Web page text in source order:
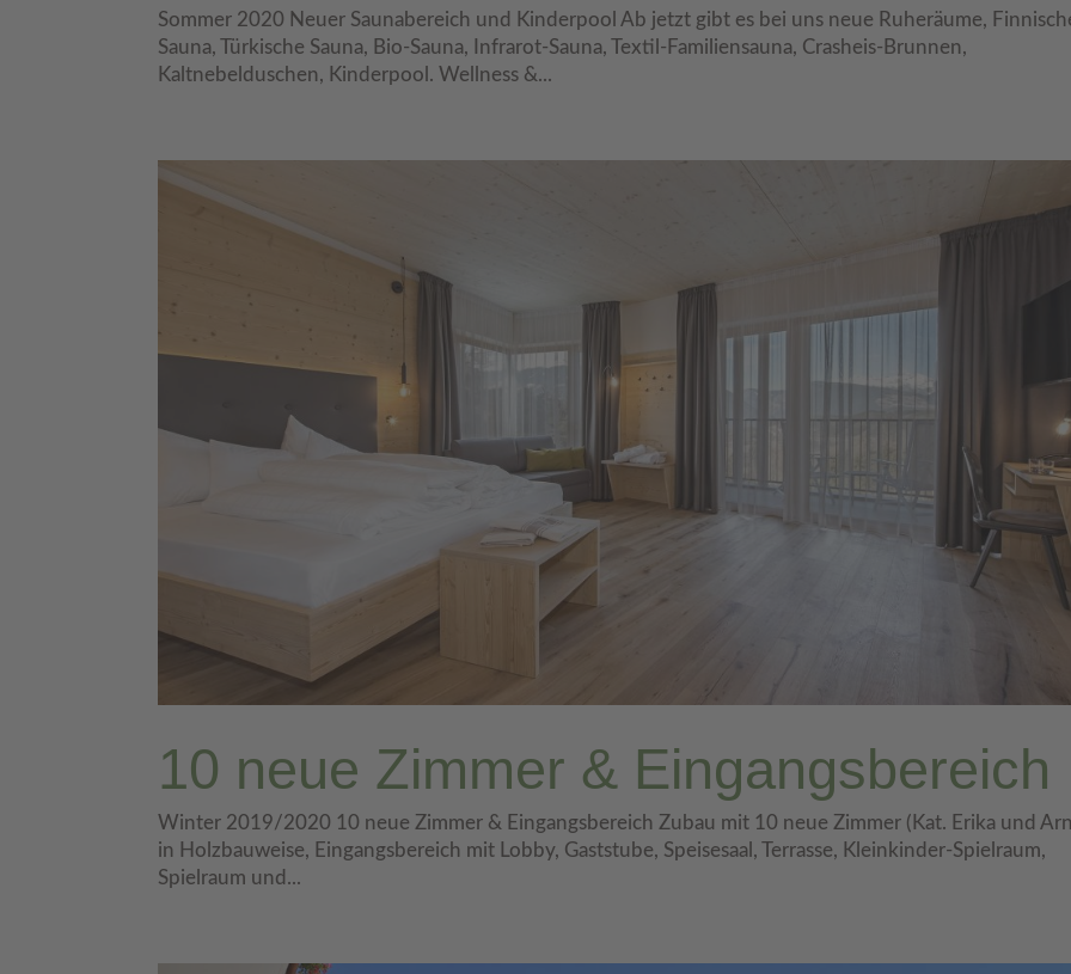
Sommer 2020 Neuer Saunabereich und Kinderpool Ab jetzt gibt es bei uns neue Ruheräume,
Sauna, Türkische Sauna, Bio-Sauna, Infrarot-Sauna, Textil-Familiensauna, Crasheis-Brunnen,
Kaltnebelduschen, Kinderpool. Wellness &...
10 neue Zimmer & Eingangsbereich
Winter 2019/2020 10 neue Zimmer & Eingangsbereich Zubau mit 10 neue Zimmer (Kat. Erika und
in Holzbauweise, Eingangsbereich mit Lobby, Gaststube, Speisesaal, Terrasse, Kleinkinder-Spielraum,
Spielraum und...